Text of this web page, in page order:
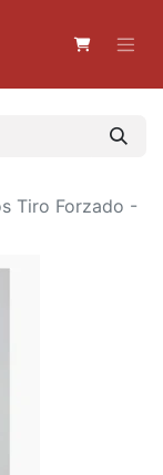
Tiro Forzado -